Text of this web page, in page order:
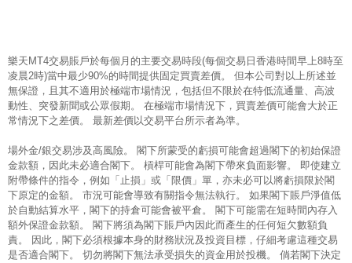
樂天MT4交易賬戶於每個月的主要交易時段(每個交易日香港時間早上8時至
凌晨2時)當中最少90%的時間提供固定買賣差價。 但本公司對以上所述並
無保證，且其不適用於極端市場情況，包括但不限於在特低流通量、高波
動性、突發新聞或公眾假期。 在極端市場情況下，買賣差價可能會大於正
常情況下之差價。 最新差價以交易平台所示者為準。
場外金/銀交易涉及高風險。 閣下所蒙受的虧損可能會超過閣下的初始保證
金款額，因此未必適合閣下。 槓桿可能會為閣下帶來負面影響。 即使建立
附帶條件的指令，例如「止損」或「限價」單，亦未必可以將虧損限於閣
下原定的金額。 市況可能會導致有關指令無法執行。 如果閣下賬戶淨值低
於自動結算水平，閣下的持倉可能會被平倉。 閣下可能需在短時間內存入
額外保證金款額。 閣下將須為閣下賬戶內因此而產生的任何短欠數額負
責。 因此，閣下必須根據本身的財務狀況及投資目標，仔細考慮這種交易
是否適合閣下。 切勿將閣下無法承受損失的資金用於投機。 倘若閣下決定